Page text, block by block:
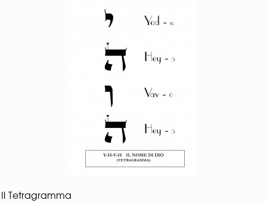
Il Tetragramma